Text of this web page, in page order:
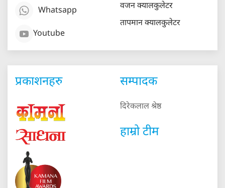
Whatsapp
Youtube
वजन क्यालकुलेटर
तापमान क्यालकुलेटर
प्रकाशनहरु सम्पादक
दिरेकलाल श्रेष्ठ
हाम्रो टीम